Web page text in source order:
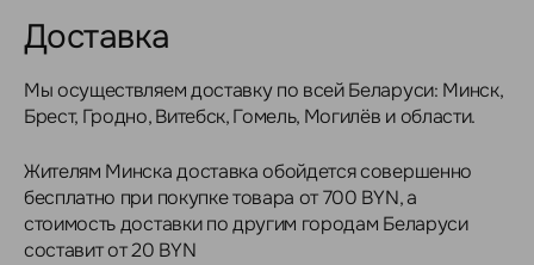
Доставка
Мы осуществляем доставку по всей Беларуси: Минск,
Брест, Гродно, Витебск, Гомель, Могилёв и области.
Жителям Минска доставка обойдется совершенно
бесплатно при покупке товара от 700 BYN, а
стоимость доставки по другим городам Беларуси
составит от 20 BYN